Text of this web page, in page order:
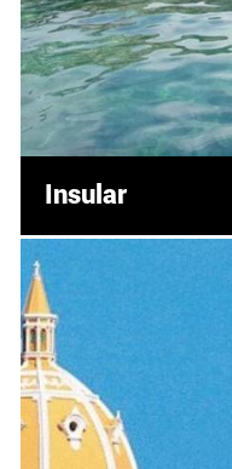
Insular